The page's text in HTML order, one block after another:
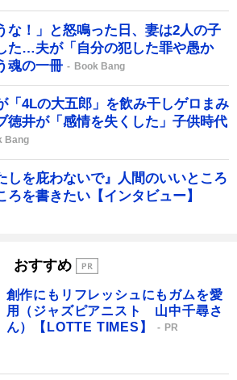
な！」と怒鳴った日、妻は2人の子
た…夫が「自分の犯した罪や愚か
魂の一冊
Book Bang
「4Lの大五郎」を飲み干しゲロまみ
井が「感情を失くした」子供時代
Bang
しを庇わないで』人間のいいところ
ろを書きたい【インタビュー】
おすすめ
創作にもリフレッシュにもガムを愛
用（ジャズピアニスト 山中千尋さ
ん）【LOTTE TIMES】
PR